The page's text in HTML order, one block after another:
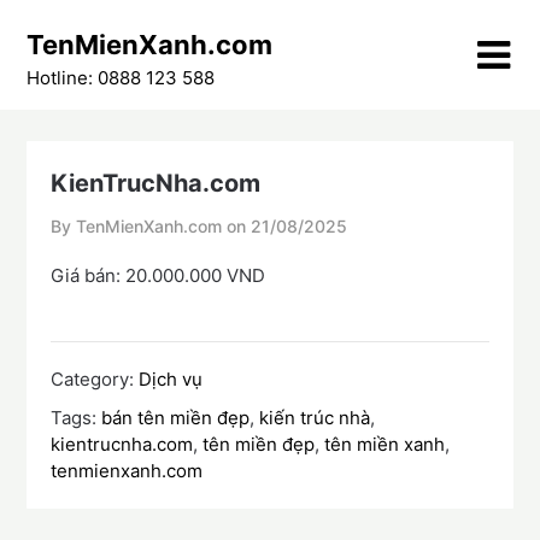
content
TenMienXanh.com
Hotline: 0888 123 588
KienTrucNha.com
By TenMienXanh.com on 21/08/2025
Giá bán: 20.000.000 VND
Category: Dịch vụ
Tags: bán tên miền đẹp, kiến trúc nhà,
kientrucnha.com,tên miền đẹp,tên miền xanh,
tenmienxanh.com